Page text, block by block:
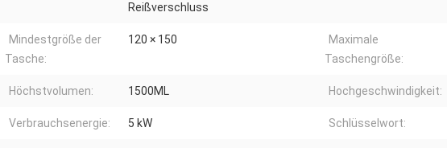
Reißverschluss
Mindestgröße der
Tasche:
120 × 150
Maximale
Taschengröße:
Höchstvolumen: 1500ML Hochgeschwindigkeit:
Verbrauchsenergie: 5 kW Schlüsselwort: